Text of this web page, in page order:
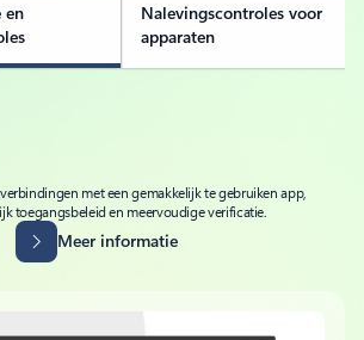
en
Nalevingscontroles voor
apparaten
met een gemakkelijk te gebruiken app,
toegangsbeleid en meervoudige verificatie.
Meer informatie